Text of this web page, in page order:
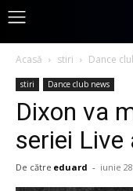
Acasă stiri Dance
stiri Dance club news
Dixon va
seriei Live
De către eduard - iunie